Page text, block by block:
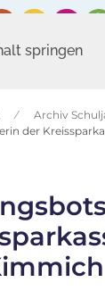
springen
Archiv
der